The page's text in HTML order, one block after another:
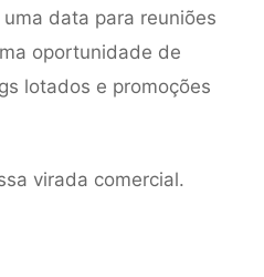
data para reuniões
oportunidade de
lotados e promoções
virada comercial.